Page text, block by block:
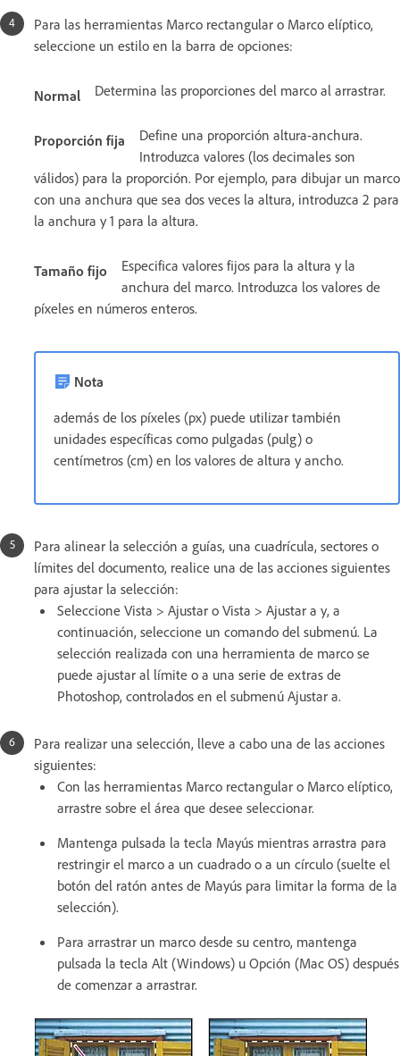
Para las herramientas Marco rectangular o Marco elíptico,
seleccione un estilo en la barra de opciones:
Normal Determina las proporciones del marco al arrastrar.
Proporción fija
Define una proporción altura-anchura.
Introduzca valores (los decimales son
válidos) para la proporción. Por ejemplo, para dibujar un marco
con una anchura que sea dos veces la altura, introduzca 2 para
la anchura y 1 para la altura.
Tamaño fijo
Especifica valores fijos para la altura y la
anchura del marco. Introduzca los valores de
píxeles en números enteros.
Nota
además de los píxeles (px) puede utilizar también
unidades específicas como pulgadas (pulg) o
centímetros (cm) en los valores de altura y ancho.
Para alinear la selección a guías, una cuadrícula, sectores o
límites del documento, realice una de las acciones siguientes
para ajustar la selección:
Seleccione Vista > Ajustar o Vista > Ajustar a y, a
continuación, seleccione un comando del submenú. La
selección realizada con una herramienta de marco se
puede ajustar al límite o a una serie de extras de
Photoshop, controlados en el submenú Ajustar a.
Para realizar una selección, lleve a cabo una de las acciones
siguientes:
Con las herramientas Marco rectangular o Marco elíptico,
arrastre sobre el área que desee seleccionar.
Mantenga pulsada la tecla Mayús mientras arrastra para
restringir el marco a un cuadrado o a un círculo (suelte el
botón del ratón antes de Mayús para limitar la forma de la
selección).
Para arrastrar un marco desde su centro, mantenga
pulsada la tecla Alt (Windows) u Opción (Mac OS) después
de comenzar a arrastrar.